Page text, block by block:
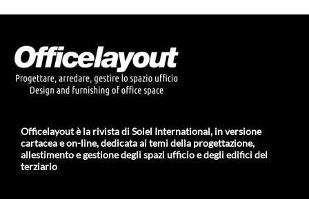
Officelayout è la rivista di Soiel International, in versione
cartacea e on-line, dedicata ai temi della progettazione,
allestimento e gestione degli spazi ufficio e degli edifici del
terziario